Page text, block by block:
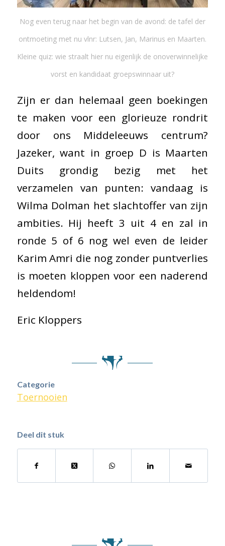
Nog even terug naar het begin van de avond: de tafel der
ontmoeting met nu vlnr: Lutsen, Jan, Marinus en Maarten.
Kleine quiz: wie straalt hier nu eigenlijk de onoverwinnelijke
vorst en kandidaat groepswinnaar uit?
Zijn er dan helemaal geen boekingen
te maken voor een glorieuze rondrit
door ons Middeleeuws centrum?
Jazeker, want in groep D is Maarten
Duits grondig bezig met het
verzamelen van punten: vandaag is
Wilma Dolman het slachtoffer van zijn
ambities. Hij heeft 3 uit 4 en zal in
ronde 5 of 6 nog wel even de leider
Karim Amri die nog zonder puntverlies
is moeten kloppen voor een naderend
heldendom!
Eric Kloppers
Categorie
Toernooien
Deel dit stuk